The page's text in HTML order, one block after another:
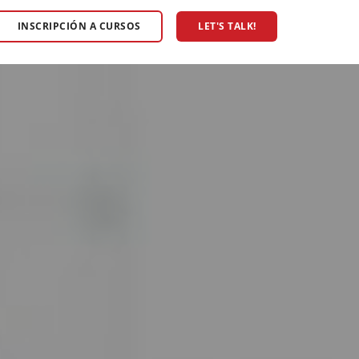
INSCRIPCIÓN A CURSOS LET'S TALK!